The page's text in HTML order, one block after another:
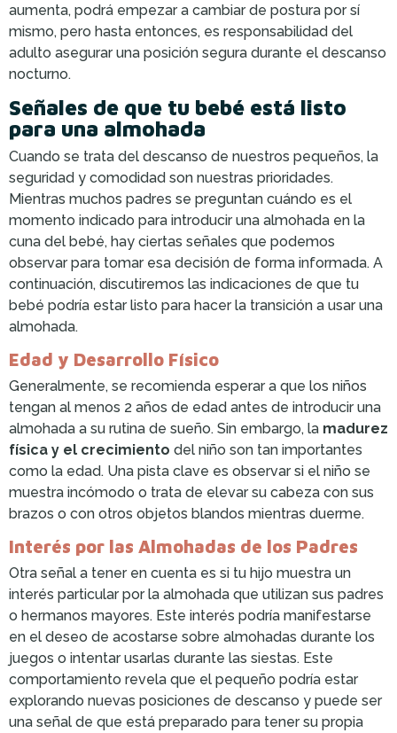
aumenta, podrá empezar a cambiar de postura por sí
mismo, pero hasta entonces, es responsabilidad del
adulto asegurar una posición segura durante el descanso
nocturno.
Señales de que tu bebé está listo
para una almohada
Cuando se trata del descanso de nuestros pequeños, la
seguridad y comodidad son nuestras prioridades.
Mientras muchos padres se preguntan cuándo es el
momento indicado para introducir una almohada en la
cuna del bebé, hay ciertas señales que podemos
observar para tomar esa decisión de forma informada. A
continuación, discutiremos las indicaciones de que tu
bebé podría estar listo para hacer la transición a usar una
almohada.
Edad y Desarrollo Físico
Generalmente, se recomienda esperar a que los niños
tengan al menos 2 años de edad antes de introducir una
almohada a su rutina de sueño. Sin embargo, la madurez
física y el crecimiento del niño son tan importantes
como la edad. Una pista clave es observar si el niño se
muestra incómodo o trata de elevar su cabeza con sus
brazos o con otros objetos blandos mientras duerme.
Interés por las Almohadas de los Padres
Otra señal a tener en cuenta es si tu hijo muestra un
interés particular por la almohada que utilizan sus padres
o hermanos mayores. Este interés podría manifestarse
en el deseo de acostarse sobre almohadas durante los
juegos o intentar usarlas durante las siestas. Este
comportamiento revela que el pequeño podría estar
explorando nuevas posiciones de descanso y puede ser
una señal de que está preparado para tener su propia